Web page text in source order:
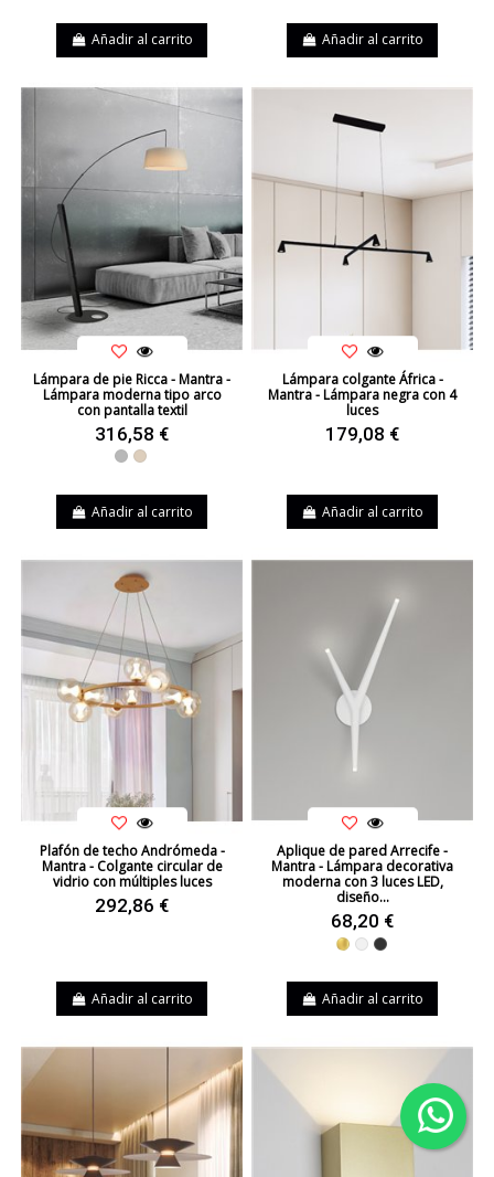
Añadir al carrito Añadir al carrito
Lámpara de pie Ricca - Mantra -
Lámpara moderna tipo arco
con pantalla textil
316,58 €
GrisBeige
Añadir al carrito
Lámpara colgante África -
Mantra - Lámpara negra con 4
luces
179,08 €
Añadir al carrito
Plafón de techo Andrómeda -
Mantra - Colgante circular de
vidrio con múltiples luces
292,86 €
Añadir al carrito
Aplique de pared Arrecife -
Mantra - Lámpara decorativa
moderna con 3 luces LED,
diseño...
68,20 €
Dorado
BlancoNegro
Añadir al carrito